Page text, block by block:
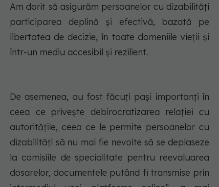
Am dorit să asigurăm persoanelor cu dizabilități
participarea deplină și efectivă, bazată pe
libertatea de decizie, în toate domeniile vieții și
într-un mediu accesibil și rezilient.
De asemenea, au fost făcuți pași importanți în
ceea ce privește debirocratizarea relației cu
autoritățile, ceea ce le permite persoanelor cu
dizabilităţi să nu mai fie nevoite să se deplaseze
la comisiile de specialitate pentru reevaluarea
dosarelor, documentele putând fi transmise prin